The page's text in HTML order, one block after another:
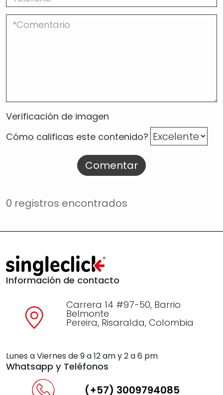
Verificación de imagen
Cómo calificas este contenido?
Comentar
0 registros encontrados
Información de contacto
Carrera 14 #97-50, Barrio
Belmonte
Pereira, Risaralda, Colombia
Lunes a Viernes de 9 a 12 am y 2 a 6 pm
Whatsapp y Teléfonos
(+57) 3009794085